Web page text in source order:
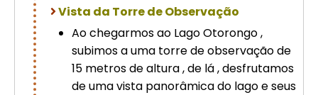
Vista da Torre de Observação
Ao chegarmos ao Lago Otorongo ,
subimos a uma torre de observação de
15 metros de altura , de lá , desfrutamos
de uma vista panorâmica do lago e seus